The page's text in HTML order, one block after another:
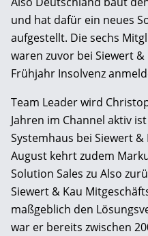
und hat dafür ein neues
aufgestellt. Die sechs
waren zuvor bei Siewert
Frühjahr Insolvenz
Team Leader wird
Jahren im Channel aktiv
Systemhaus bei Siewert
August kehrt zudem
Solution Sales zu Also
Siewert & Kau
maßgeblich den
war er bereits zwischen